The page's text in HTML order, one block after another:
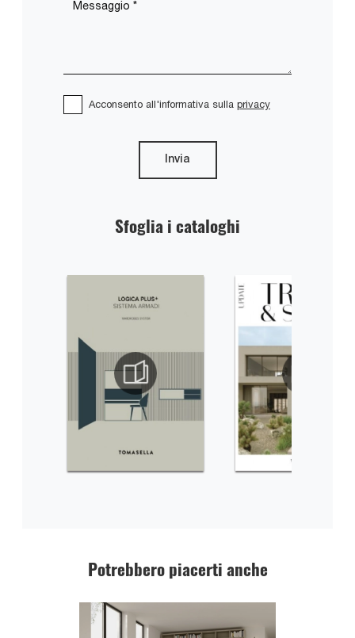
Sfoglia i cataloghi
Acconsento all'informativa sulla privacy
Invia
Potrebbero piacerti anche